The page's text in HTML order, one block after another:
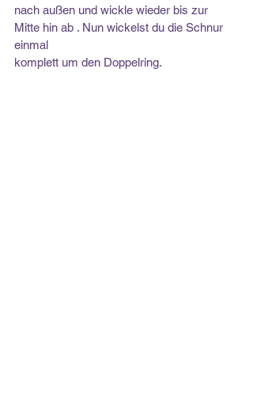
nach außen und wickle wieder bis zur
Mitte hin ab . Nun wickelst du die Schnur
einmal
komplett um den Doppelring.